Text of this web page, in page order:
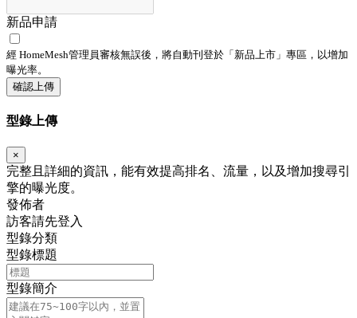
新品申請
經 HomeMesh管理員審核無誤後，將自動刊登於「新品上市 」專區，以增加
曝光率。
確認上傳
型錄上傳
×
完整且詳細的資訊，能有效提高排名、流量，以及增加搜尋引
擎的曝光度。
發佈者
訪客請先登入
型錄分類
型錄標題
型錄簡介